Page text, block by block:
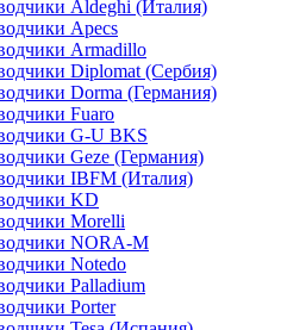
Aldeghi (Италия)
Apecs
Armadillo
Diplomat (Сербия)
Dorma (Германия)
Fuaro
G-U BKS
Geze (Германия)
IBFM (Италия)
KD
Morelli
NORA-M
Notedo
Palladium
Porter